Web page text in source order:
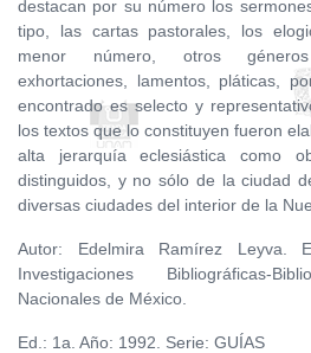
destacan por su número los
tipo, las cartas pastorales, los
menor número, otros
exhortaciones, lamentos, pláticas,
encontrado es selecto y
los textos que lo constituyen fueron
alta jerarquía eclesiástica como
distinguidos, y no sólo de la ciudad
diversas ciudades del interior de la
Autor: Edelmira Ramírez Leyva.
Investigaciones Bibliográficas-
Nacionales de México.
Ed.: 1a. Año: 1992. Serie: GUÍAS